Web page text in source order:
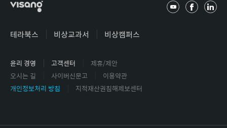
테라북스 비상교과서 비상캠퍼스
윤리 경영 고객센터
제휴/제안
오시는 길
사이버신문고
이용약관
개인정보처리 방침
지적재산권침해제보센터
유
페
링